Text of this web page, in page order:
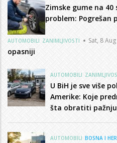
AUTOMOBILI ZANIMLJIVOSTI Sat, 8
Zimske gume na
problem: Pogrešan
opasniji
AUTOMOBILI
U BiH je sve više
Amerike: Koje
šta obratiti pažnju
AUTOMOBILI BOSNA I